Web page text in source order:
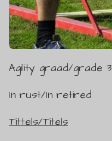
Agility graad/grade 3
In rust/In retired
Tittels/Titels